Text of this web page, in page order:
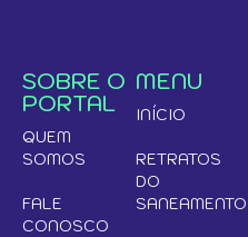
SOBRE O
PORTAL
QUEM
SOMOS
FALE
CONOSCO
MENU
INÍCIO
RETRATOS
DO
SANEAMENTO